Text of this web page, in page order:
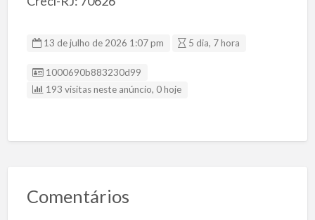
13 de julho de 2026 1:07 pm 5 dia, 7 hora
Listing ID
1000690b883230d99
193 visitas neste anúncio, 0 hoje
Comentários